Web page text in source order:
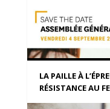
LA PAILLE À
RÉSISTANCE AU